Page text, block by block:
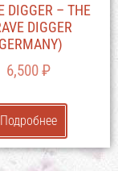
DIGGER – THE
DIGGER
6,500₽
Подробнее